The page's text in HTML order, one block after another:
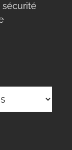
sécurité